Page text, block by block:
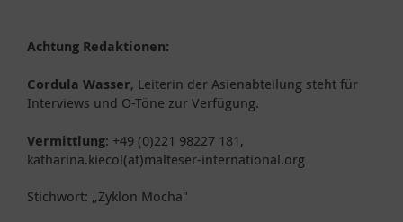
Achtung Redaktionen:
Cordula Wasser, Leiterin der Asienabteilung steht für
Interviews und O-Töne zur Verfügung.
Vermittlung: +49 (0)221 98227 181,
katharina.kiecol(at)malteser-international.org
Stichwort: „Zyklon Mocha"